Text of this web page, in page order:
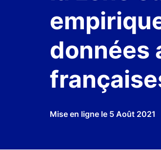
données
Mise en ligne le 5 Août 2021